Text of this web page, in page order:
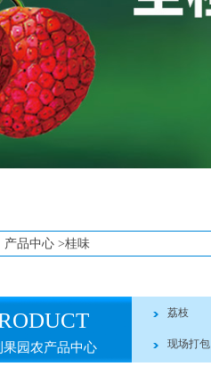
产品中心 >桂味
果园农产品中心
荔枝
现场打包